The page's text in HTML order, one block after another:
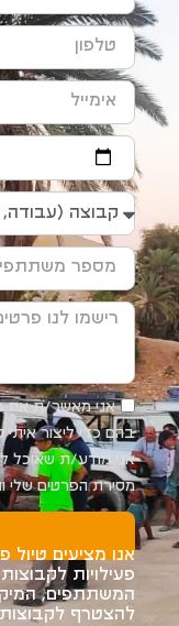
אני מאשר/ת את
בהם כדי ליצור איתי
אני מודע/ת שאוכל
מסירת הפרטים שלי
אנו מציעים
פעילויות
המשתתפים,
להצטרף